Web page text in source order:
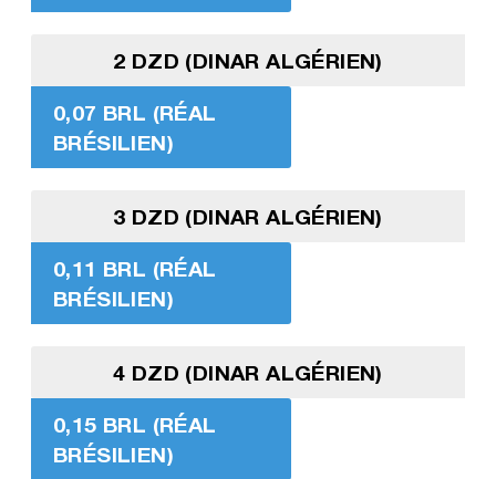
2 DZD (DINAR ALGÉRIEN)
0,07 BRL (RÉAL
BRÉSILIEN)
3 DZD (DINAR ALGÉRIEN)
0,11 BRL (RÉAL
BRÉSILIEN)
4 DZD (DINAR ALGÉRIEN)
0,15 BRL (RÉAL
BRÉSILIEN)